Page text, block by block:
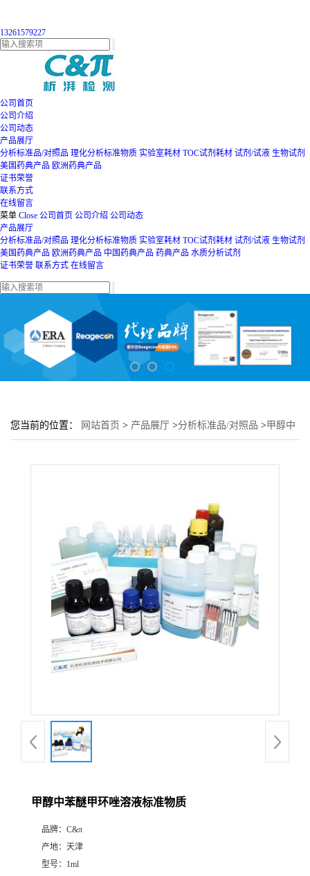
13261579227
公司首页
公司介绍
公司动态
产品展厅
分析标准品/对照品 理化分析标准物质 实验室耗材 TOC试剂耗材 试剂/试液 生物试剂
美国药典产品 欧洲药典产品
证书荣誉
联系方式
在线留言
菜单 Close 公司首页 公司介绍 公司动态
产品展厅
分析标准品/对照品 理化分析标准物质 实验室耗材 TOC试剂耗材 试剂/试液 生物试剂
美国药典产品 欧洲药典产品 中国药典产品 药典产品 水质分析试剂
证书荣誉 联系方式 在线留言
您当前的位置： 网站首页 > 产品展厅 >分析标准品/对照品 >甲醇中
甲醇中苯醚甲环唑溶液标准物质
品牌： C&π
产地： 天津
型号： 1ml